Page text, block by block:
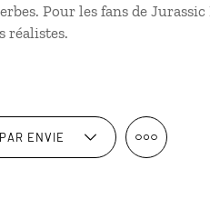
Pour les fans de
réalistes.
PAR ENVIE